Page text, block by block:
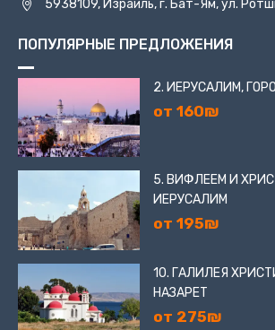
5938109, Израиль, г. Бат-Ям, ул.
ПОПУЛЯРНЫЕ ПРЕДЛОЖЕНИЯ
2. ИЕРУСАЛИМ,
от 160₪
5. ВИФЛЕЕМ И
ИЕРУСАЛИМ
от 195₪
10. ГАЛИЛЕЯ
НАЗАРЕТ
от 275₪